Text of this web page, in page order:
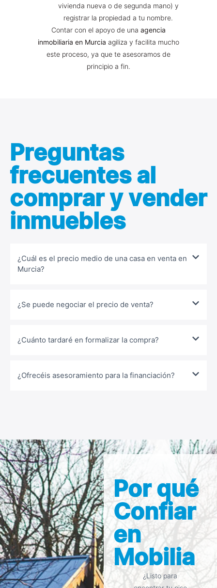
vivienda nueva o de segunda mano) y
registrar la propiedad a tu nombre.
Contar con el apoyo de una agencia
inmobiliaria en Murcia agiliza y facilita mucho
este proceso, ya que te asesoramos de
principio a fin.
Preguntas
frecuentes al
comprar y vender
inmuebles
¿Cuál es el precio medio de una casa en venta en
Murcia?
¿Se puede negociar el precio de venta?
¿Cuánto tardaré en formalizar la compra?
¿Ofrecéis asesoramiento para la financiación?
Por qué
Confiar
en
Mobilia
¿Listo para